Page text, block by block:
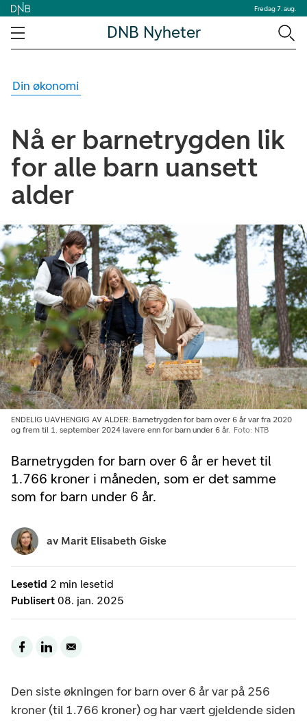
Fredag 7. aug.
DNB Nyheter
Din økonomi
Nå er barnetrygden lik
for alle barn uansett
alder
Barnetrygden for barn over 6 år er hevet til
1.766 kroner i måneden, som er det samme
som for barn under 6 år.
ENDELIG UAVHENGIG AV ALDER: Barnetrygden for barn over 6 år var fra 2020
og frem til 1. september 2024 lavere enn for barn under 6 år. Foto: NTB
Lesetid 2 min lesetid
Publisert 08. jan. 2025
av Marit Elisabeth Giske
Den siste økningen for barn over 6 år var på 256
kroner (til 1.766 kroner) og har vært gjeldende siden